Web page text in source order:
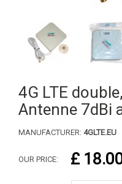
4G LTE
Antenne 7dBi
MANUFACTURER: 4GLTE.EU
OUR PRICE: £